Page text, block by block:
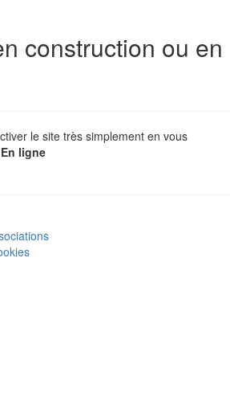
construction ou en
le site très simplement en vous
En ligne